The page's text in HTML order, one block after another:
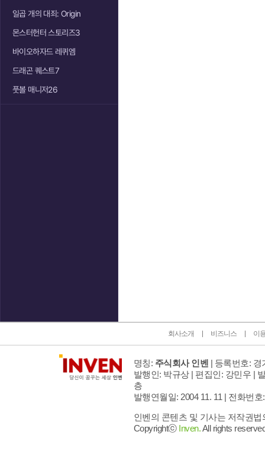
일곱 개의 대죄: Origin
몬스터헌터 스토리즈3
바이오하자드 레퀴엠
드래곤 퀘스트7
풋볼 매니저26
회사소개 비즈니스 이
명칭: 주식회사 인벤 | 등록번호: 경
발행인: 박규상 | 편집인: 강민우 |
층
발행연월일: 2004 11. 11 | 전화번호
인벤의 콘텐츠 및 기사는 저작권
Copyrightⓒ Inven.All rights